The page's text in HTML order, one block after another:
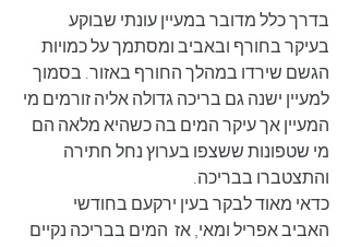
בדרך כלל מדובר במעיין עונתי שבוקע
בעיקר בחורף ובאביב ומסתמך על כמויות
הגשם שירדו במהלך החורף באזור. בסמוך
למעיין ישנה גם בריכה גדולה אליה זורמים מי
המעיין אך עיקר המים בה כשהיא מלאה הם
מי שטפונות ששצפו בערוץ נחל חתירה
והתצטברו בבריכה.
כדאי מאוד לבקר בעין ירקעם בחודשי
האביב אפריל ומאי, אז  המים בבריכה נקיים